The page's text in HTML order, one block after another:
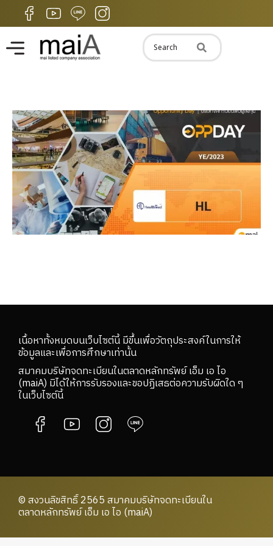
เนื้อหาทั้งหมดบนเว็บไซต์นี้ มีขึ้นเพื่อวัตถุประสงค์ในการให้
ข้อมูลและเพื่อการศึกษาเท่านั้น
สมาคมบริษัทจดทะเบียนในตลาดหลักทรัพย์ เอ็ม เอ ไอ
(maiA) มิได้ให้การรับรองและขอปฏิเสธต่อความรับผิดใด ๆ
ในเว็บไซต์นี้
© สงวนลิขสิทธิ์ 2565 สมาคมบริษัทจดทะเบียนใน
ตลาดหลักทรัพย์ เอ็ม เอ ไอ (maiA)